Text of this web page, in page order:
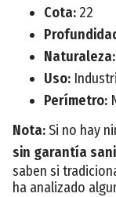
Cota: 22
Naturaleza:
Uso:
Perímetro:
Nota:Si no hay
sin garantía
saben si
ha analizado